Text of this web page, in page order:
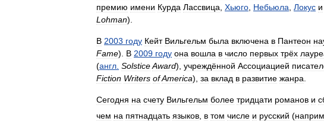
премию имени Курда Лассвица Хьюго Небьюла Локус и
Lohman).
В 2003 году Кейт Вильгельм была включена в Пантеон
Fame). В 2009 году она вошла в число первых трёх
(англ SolsticeAward), учреждённой Ассоциацией
Fiction Writers ofAmerica), за вклад в развитие жанра
Сегодня на счету Вильгельм более тридцати романов и
чем на пятнадцать языков в том числе и русский (